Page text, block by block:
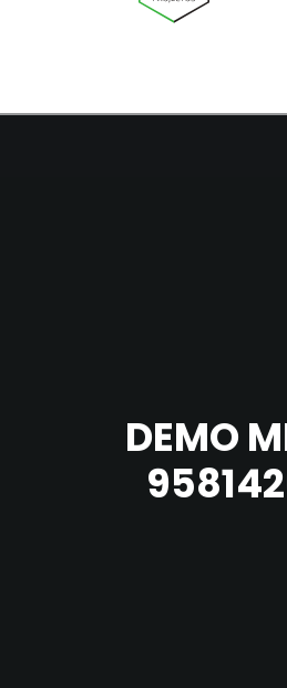
DEMO